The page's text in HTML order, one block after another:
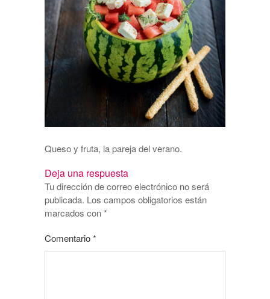
Queso y fruta, la pareja del verano.
Deja una respuesta
Tu dirección de correo electrónico no será
publicada. Los campos obligatorios están
marcados con*
Comentario*